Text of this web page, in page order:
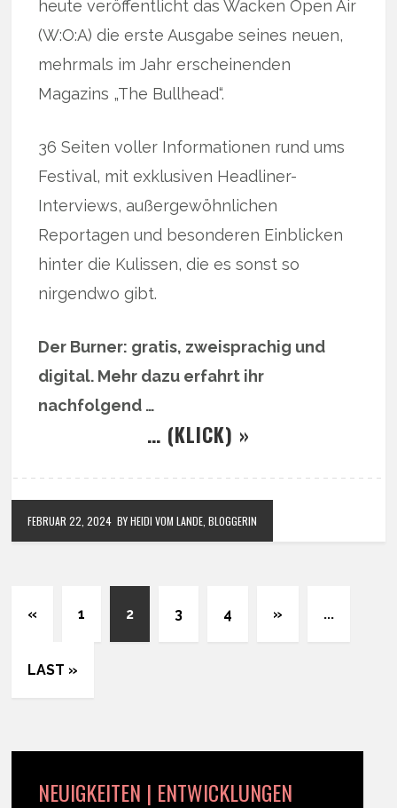
heute veröffentlicht das Wacken Open Air
(W:O:A) die erste Ausgabe seines neuen,
mehrmals im Jahr erscheinenden
Magazins „The Bullhead“.
36 Seiten voller Informationen rund ums
Festival, mit exklusiven Headliner-
Interviews, außergewöhnlichen
Reportagen und besonderen Einblicken
hinter die Kulissen, die es sonst so
nirgendwo gibt.
Der Burner: gratis, zweisprachig und
digital. Mehr dazu erfahrt ihr
nachfolgend …
… (KLICK) »
FEBRUAR 22, 2024 BY HEIDI VOM LANDE, BLOGGERIN
« 1 2 3 4 » ...
LAST »
NEUIGKEITEN | ENTWICKLUNGEN